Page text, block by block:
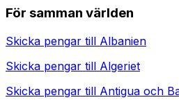
För samman världen
Skicka pengar till Albanien
Skicka pengar till Algeriet
Skicka pengar till Antigua och